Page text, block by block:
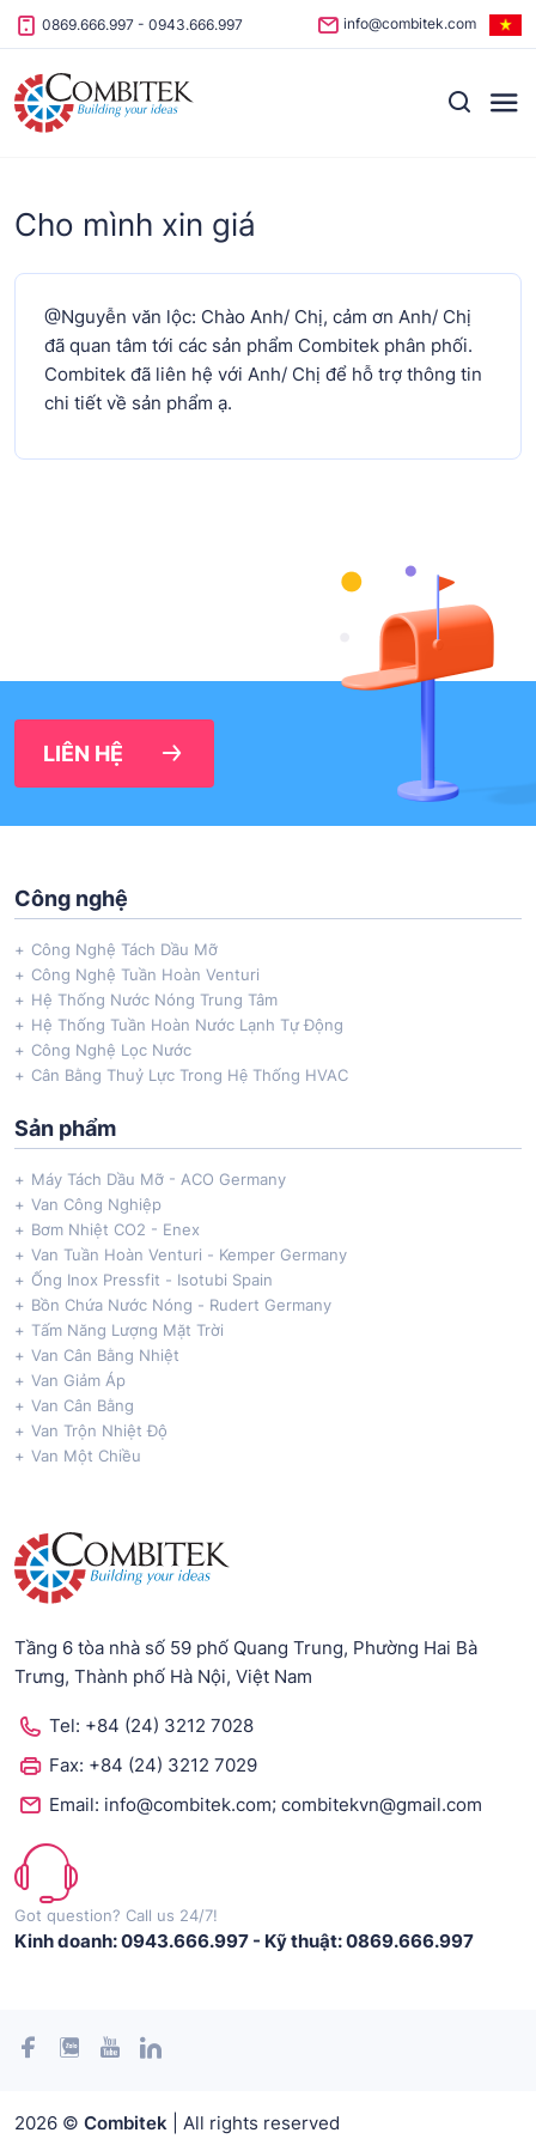
Skip to content
0869.666.997 - 0943.666.997 info@combitek.com
Cho mình xin giá
@Nguyễn văn lộc: Chào Anh/ Chị, cảm ơn Anh/ Chị
đã quan tâm tới các sản phẩm Combitek phân phối.
Combitek đã liên hệ với Anh/ Chị để hỗ trợ thông tin
chi tiết về sản phẩm ạ.
LIÊN HỆ
Công nghệ
Công Nghệ Tách Dầu Mỡ
Công Nghệ Tuần Hoàn Venturi
Hệ Thống Nước Nóng Trung Tâm
Hệ Thống Tuần Hoàn Nước Lạnh Tự Động
Công Nghệ Lọc Nước
Cân Bằng Thuỷ Lực Trong Hệ Thống HVAC
Sản phẩm
Máy Tách Dầu Mỡ - ACO Germany
Van Công Nghiệp
Bơm Nhiệt CO2 - Enex
Van Tuần Hoàn Venturi - Kemper Germany
Ống Inox Pressfit - Isotubi Spain
Bồn Chứa Nước Nóng - Rudert Germany
Tấm Năng Lượng Mặt Trời
Van Cân Bằng Nhiệt
Van Giảm Áp
Van Cân Bằng
Van Trộn Nhiệt Độ
Van Một Chiều
Tầng 6 tòa nhà số 59 phố Quang Trung, Phường Hai Bà
Trưng, Thành phố Hà Nội, Việt Nam
Tel: +84 (24) 3212 7028
Fax: +84 (24) 3212 7029
Email: info@combitek.com; combitekvn@gmail.com
Got question? Call us 24/7!
Kinh doanh: 0943.666.997 - Kỹ thuật: 0869.666.997
2026 © Combitek | All rights reserved